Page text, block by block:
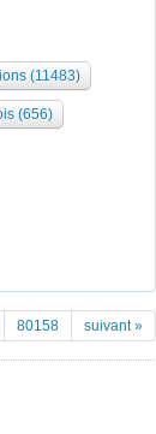
(11483)
(656)
80158 suivant »